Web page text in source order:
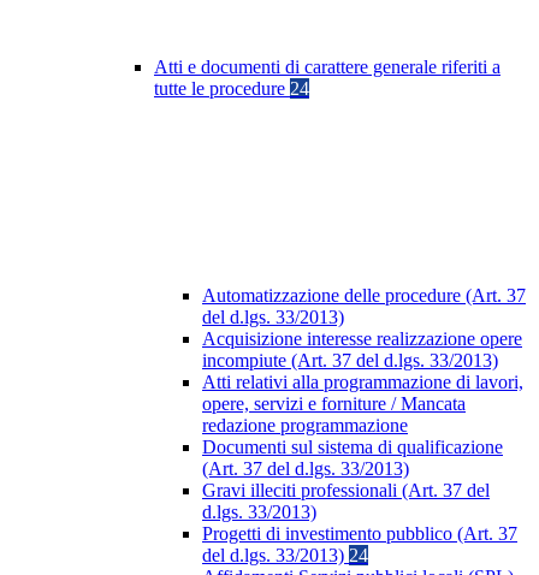
Atti e documenti di carattere generale riferiti a
tutte le procedure 24
Automatizzazione delle procedure (Art. 37
del d.lgs. 33/2013)
Acquisizione interesse realizzazione opere
incompiute (Art. 37 del d.lgs. 33/2013)
Atti relativi alla programmazione di lavori,
opere, servizi e forniture / Mancata
redazione programmazione
Documenti sul sistema di qualificazione
(Art. 37 del d.lgs. 33/2013)
Gravi illeciti professionali (Art. 37 del
d.lgs. 33/2013)
Progetti di investimento pubblico (Art. 37
del d.lgs. 33/2013) 24